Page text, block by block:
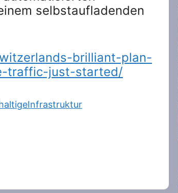
selbstaufladenden
brilliant-plan-
traffic-just-started/